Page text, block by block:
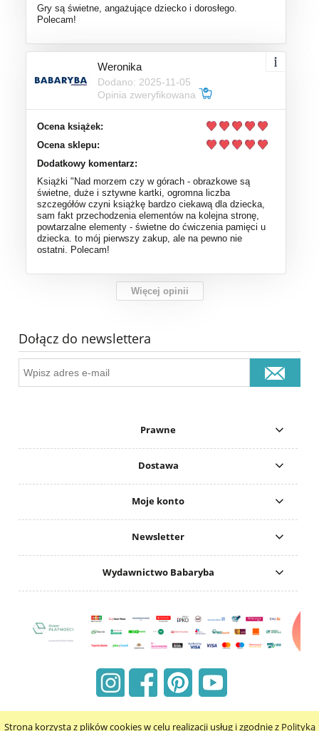
Strona korzysta z plików cookies w celu realizacji usług i zgodnie z Polityką
Gry są świetne, angażujące dziecko i dorosłego.
Polecam!
Weronika
Dodano: 2025-11-05
Opinia zweryfikowana
Ocena książek:
Ocena sklepu:
Dodatkowy komentarz:
Książki "Nad morzem czy w górach - obrazkowe są
świetne, duże i sztywne kartki, ogromna liczba
szczegółów czyni książkę bardzo ciekawą dla dziecka,
sam fakt przechodzenia elementów na kolejna stronę,
powtarzalne elementy - świetne do ćwiczenia pamięci u
dziecka. to mój pierwszy zakup, ale na pewno nie
ostatni. Polecam!
Więcej opinii
Dołącz do newslettera
Prawne
Dostawa
Moje konto
Newsletter
Wydawnictwo Babaryba